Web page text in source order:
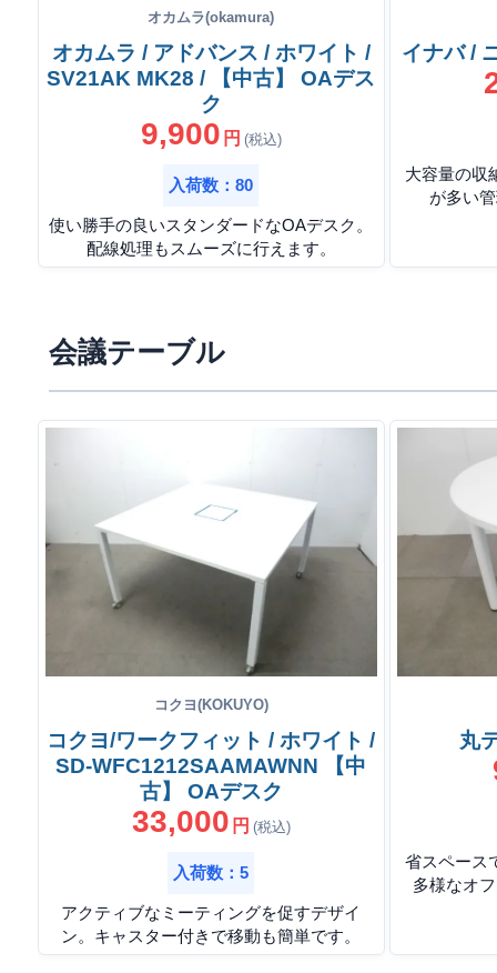
オカムラ(okamura)
オカムラ / アドバンス / ホワイト /
SV21AK MK28 / 【中古】 OAデス
ク
9,900 円 (税込)
入荷数：80
使い勝手の良いスタンダードなOAデスク。
配線処理もスムーズに行えます。
イナバ /
大容量の収
が多い
会議テーブル
コクヨ(KOKUYO)
コクヨ/ワークフィット / ホワイト /
SD-WFC1212SAAMAWNN 【中
古】 OAデスク
33,000 円 (税込)
入荷数：5
アクティブなミーティングを促すデザイ
ン。キャスター付きで移動も簡単です。
丸
省スペース
多様なオ